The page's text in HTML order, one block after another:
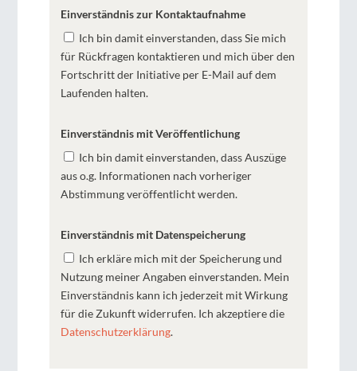
Einverständnis zur Kontaktaufnahme
Ich bin damit einverstanden, dass Sie mich
für Rückfragen kontaktieren und mich über den
Fortschritt der Initiative per E-Mail auf dem
Laufenden halten.
Einverständnis mit Veröffentlichung
Ich bin damit einverstanden, dass Auszüge
aus o.g. Informationen nach vorheriger
Abstimmung veröffentlicht werden.
Einverständnis mit Datenspeicherung
Ich erkläre mich mit der Speicherung und
Nutzung meiner Angaben einverstanden. Mein
Einverständnis kann ich jederzeit mit Wirkung
für die Zukunft widerrufen. Ich akzeptiere die
Datenschutzerklärung.